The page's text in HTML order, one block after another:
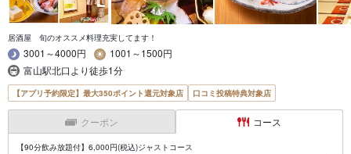
居酒屋 旬のオススメ料理充実してます！
3001～4000円
1001～1500円
富山駅北口より徒歩1分
【アプリ予約限定】最大350ポイント還元対象店 口コミ投稿特典対象店
クーポン コース
【90分飲み放題付】6,000円(税込)ジャストコース